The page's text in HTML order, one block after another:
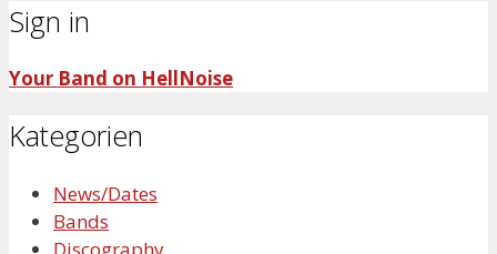
Sign in
Your Band on HellNoise
Kategorien
News/Dates
Bands
Discography